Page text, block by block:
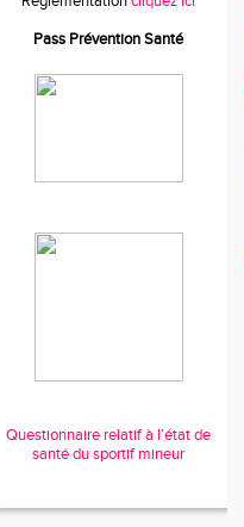
Pass Prévention Santé
Questionnaire relatif à l’état de
santé du sportif mineur